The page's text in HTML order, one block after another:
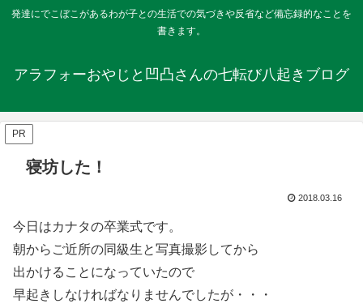
発達にでこぼこがあるわが子との生活での気づきや反省など備忘録的なことを
書きます。
アラフォーおやじと凹凸さんの七転び八起きブログ
PR
寝坊した！
2018.03.16
今日はカナタの卒業式です。
朝からご近所の同級生と写真撮影してから
出かけることになっていたので
早起きしなければなりませんでしたが・・・